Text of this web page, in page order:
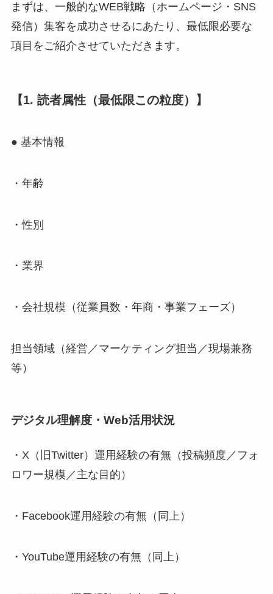
まずは、一般的なWEB戦略（ホームページ・SNS
発信）集客を成功させるにあたり、最低限必要な
項目をご紹介させていただきます。
【1. 読者属性（最低限この粒度）】
● 基本情報
・年齢
・性別
・業界
・会社規模（従業員数・年商・事業フェーズ）
担当領域（経営／マーケティング担当／現場兼務
等）
デジタル理解度・Web活用状況
・X（旧Twitter）運用経験の有無（投稿頻度／フォ
ロワー規模／主な目的）
・Facebook運用経験の有無（同上）
・YouTube運用経験の有無（同上）